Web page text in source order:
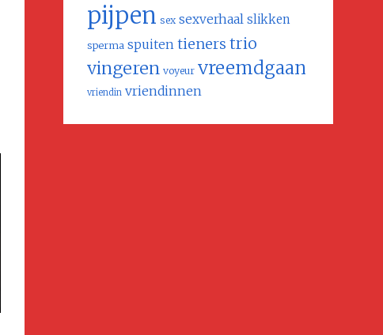
pijpen sex sexverhaal slikken
sperma spuiten tieners trio
vingeren voyeur vreemdgaan
vriendin vriendinnen